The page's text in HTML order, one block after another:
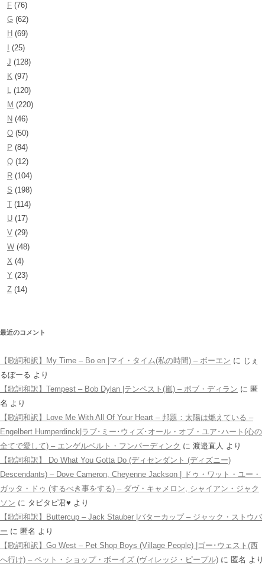
F (76)
G (62)
H (69)
(25)
J (128)
K (97)
L (120)
M (220)
N (46)
O (50)
P (84)
Q (12)
R (104)
S (198)
T (114)
U (17)
V (29)
W (48)
X (4)
Y (23)
Z (14)
最近のコメント
【歌詞和訳】My Time – Bo en |マイ・タイム(私の時間) – ボーエン に じぇ
るぼーる より
【歌詞和訳】Tempest – Bob Dylan |テンペスト(嵐) – ボブ・ディラン に 匿
名 より
【歌詞和訳】Love Me With All Of Your Heart – 邦題：太陽は燃えている –
Engelbert Humperdinck|ラブ･ミー･ウィズ･オール・オブ・ユア･ハート(心の
全てで愛して) – エンゲルベルト・フンパーディンク に 渡邉直人 より
【歌詞和訳】 Do What You Gotta Do (ディセンダント (ディズニー)
Descendants) – Dove Cameron, Cheyenne Jackson | ドゥ・ワット・ユー・
ガッタ・ドゥ (するべき事をする) – ダヴ・キャメロン, シャイアン・ジャク
ソン に タピタピ君♥️ より
【歌詞和訳】Buttercup – Jack Stauber |バターカップ – ジャック・ストウバ
ー に 匿名 より
【歌詞和訳】Go West – Pet Shop Boys (Village People) |ゴー･ウェスト(西
へ行け) – ペット・ショップ・ボーイズ (ヴィレッジ・ピープル) に 匿名 より